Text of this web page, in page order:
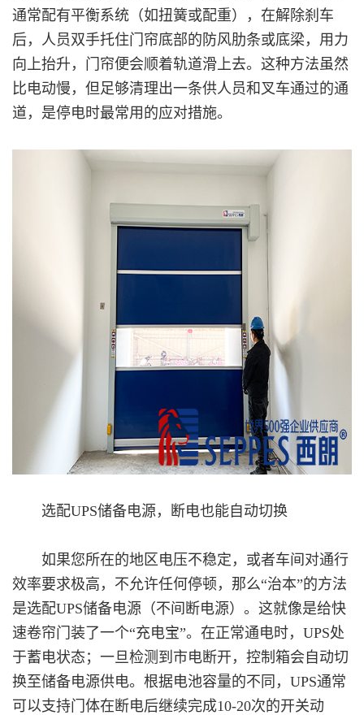
通常配有平衡系统（如扭簧或配重），在解除刹车
后，人员双手托住门帘底部的防风肋条或底梁，用力
向上抬升，门帘便会顺着轨道滑上去。这种方法虽然
比电动慢，但足够清理出一条供人员和叉车通过的通
道，是停电时最常用的应对措施。
选配UPS储备电源，断电也能自动切换
如果您所在的地区电压不稳定，或者车间对通行
效率要求极高，不允许任何停顿，那么“治本”的方法
是选配UPS储备电源（不间断电源）。这就像是给快
速卷帘门装了一个“充电宝”。在正常通电时，UPS处
于蓄电状态；一旦检测到市电断开，控制箱会自动切
换至储备电源供电。根据电池容量的不同，UPS通常
可以支持门体在断电后继续完成10-20次的开关动